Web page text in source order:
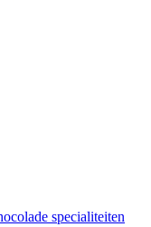
specialiteiten